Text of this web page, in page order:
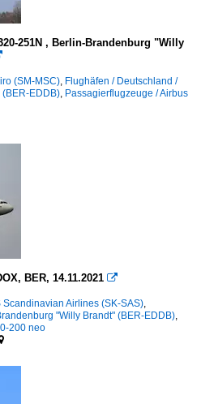
251N , Berlin-Brandenburg "Willy
(SM-MSC), Flughäfen / Deutschland /
EDDB), Passagierflugzeuge / Airbus
BER, 14.11.2021 
Airlines (SK-SAS),
"Willy Brandt" (BER-EDDB),
200 neo